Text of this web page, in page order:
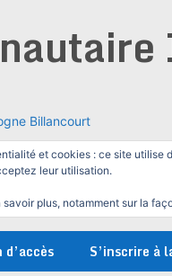
Billancourt
et cookies : ce site utilise
leur utilisation.
savoir plus, notamment sur la
d’accès S’inscrire à